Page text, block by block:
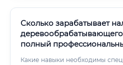
Сколько зарабатывает
полный
Какие навыки необходимы специалисту